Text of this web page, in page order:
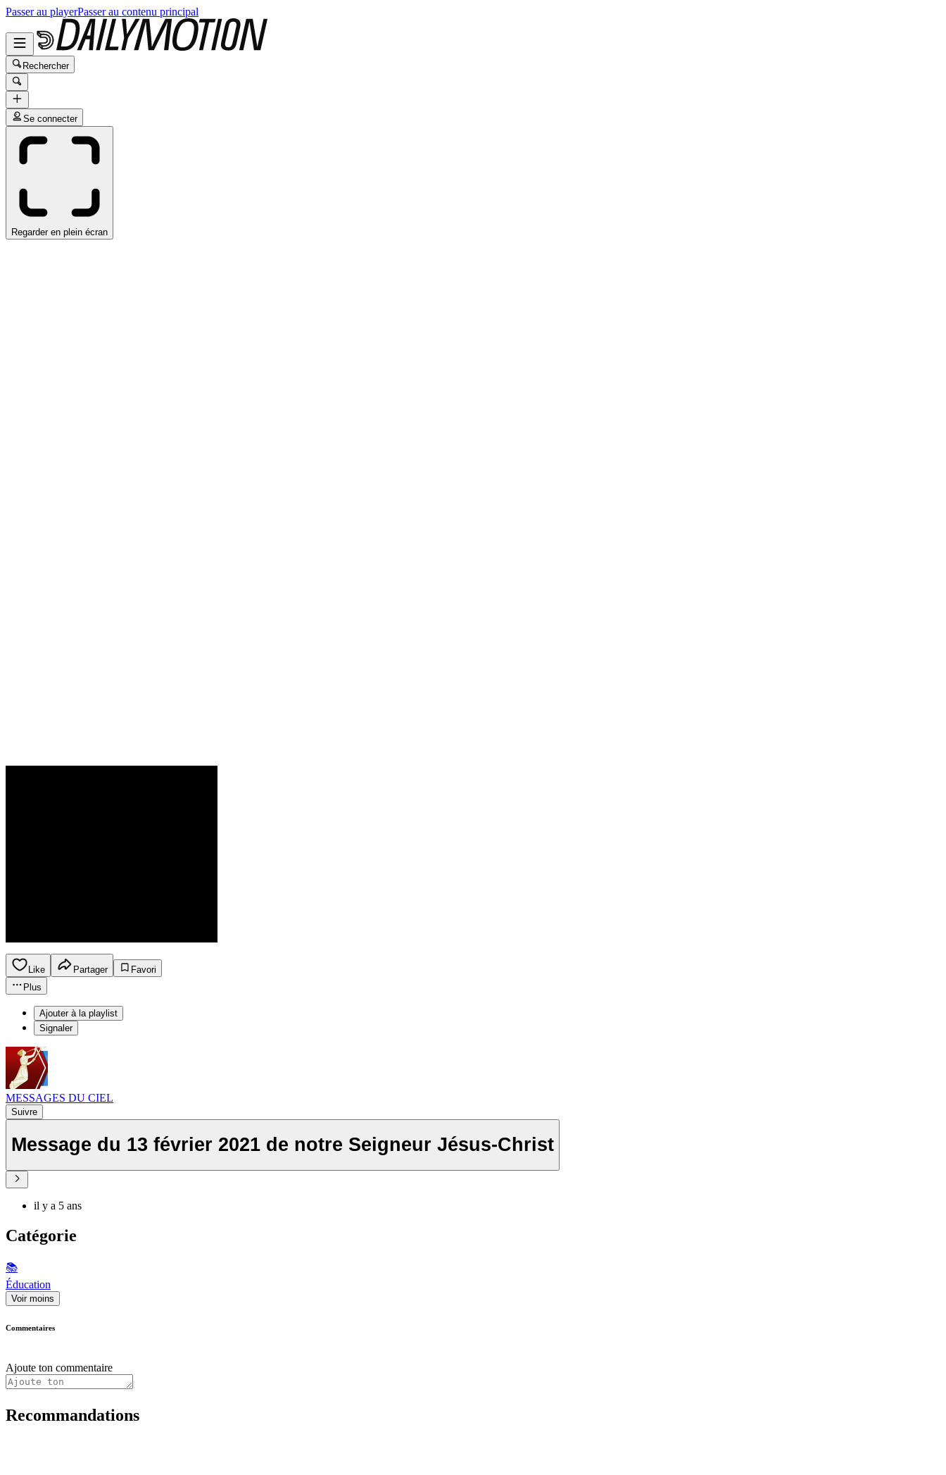
Passer au playerPasser au contenu principal
Rechercher
Se connecter
Regarder en plein écran
Like Partager
Favori
Plus
Ajouter à la playlist
Signaler
MESSAGES DU CIEL
Suivre
Message du 13 février 2021 de notre Seigneur Jésus-Christ
il y a 5 ans
Catégorie
📚
Éducation
Voir moins
Commentaires
Ajoute ton commentaire
Recommandations